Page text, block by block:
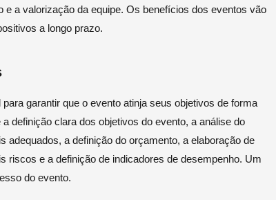
a valorização da equipe. Os benefícios dos eventos vão
a longo prazo.
garantir que o evento atinja seus objetivos de forma
definição clara dos objetivos do evento, a análise do
a definição do orçamento, a elaboração de
riscos e a definição de indicadores de desempenho. Um
do evento.